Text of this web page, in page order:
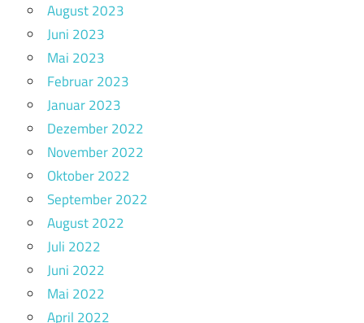
August 2023
Juni 2023
Mai 2023
Februar 2023
Januar 2023
Dezember 2022
November 2022
Oktober 2022
September 2022
August 2022
Juli 2022
Juni 2022
Mai 2022
April 2022